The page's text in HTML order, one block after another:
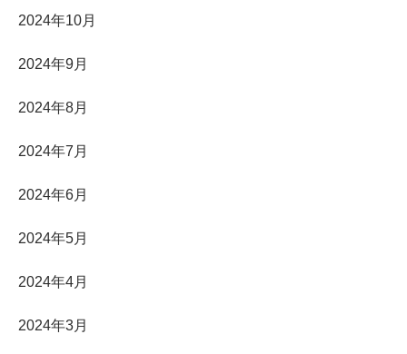
2024年10月
2024年9月
2024年8月
2024年7月
2024年6月
2024年5月
2024年4月
2024年3月